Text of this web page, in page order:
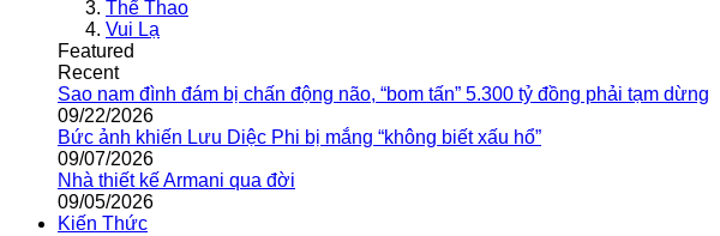
Thể Thao
Vui Lạ
Featured
Recent
Sao nam đình đám bị chấn động não, “bom tấn” 5.300 tỷ đồng phải tạm dừng
09/22/2026
Bức ảnh khiến Lưu Diệc Phi bị mắng “không biết xấu hổ”
09/07/2026
Nhà thiết kế Armani qua đời
09/05/2026
Kiến Thức